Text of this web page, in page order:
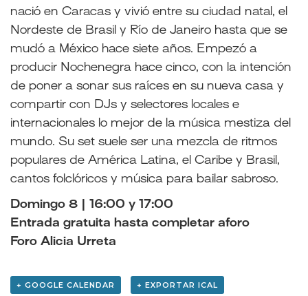
nació en Caracas y vivió entre su ciudad natal, el
Nordeste de Brasil y Río de Janeiro hasta que se
mudó a México hace siete años. Empezó a
producir Nochenegra hace cinco, con la intención
de poner a sonar sus raíces en su nueva casa y
compartir con DJs y selectores locales e
internacionales lo mejor de la música mestiza del
mundo. Su set suele ser una mezcla de ritmos
populares de América Latina, el Caribe y Brasil,
cantos folclóricos y música para bailar sabroso.
Domingo 8 | 16:00 y 17:00
Entrada gratuita hasta completar aforo
Foro Alicia Urreta
+ GOOGLE CALENDAR + EXPORTAR ICAL